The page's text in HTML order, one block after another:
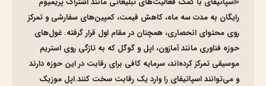
رایگان به مدت سه ماه، کاهش قیمت، کمپین‌های سفارشی و تمرکز
روی محتوای انحصاری، همچنان در مقام اول قرار گرفته. غول‌های
حوزه فناوری مانند آمازون، اپل و گوگل که به تازگی روی استریم
موسیقی تمرکز کرده‌اند، سرمایه کافی برای رقابت در این حوزه دارند
و می‌توانند اسپاتیفای را وارد یک رقابت سخت کنند.اپل موزیک